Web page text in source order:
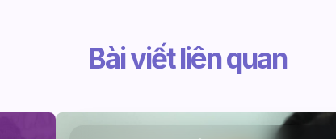
Bài viết liên quan